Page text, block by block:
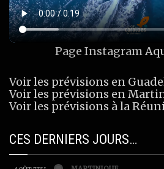
Page Instagram
Voir les prévisions en
Voir les prévisions en
Voir les prévisions à la
CES DERNIERS JOURS…